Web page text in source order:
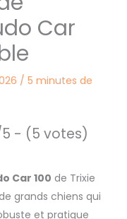
Car
/ 5 minutes de
- (5 votes)
Car 100 de Trixie
grands chiens qui
et pratique